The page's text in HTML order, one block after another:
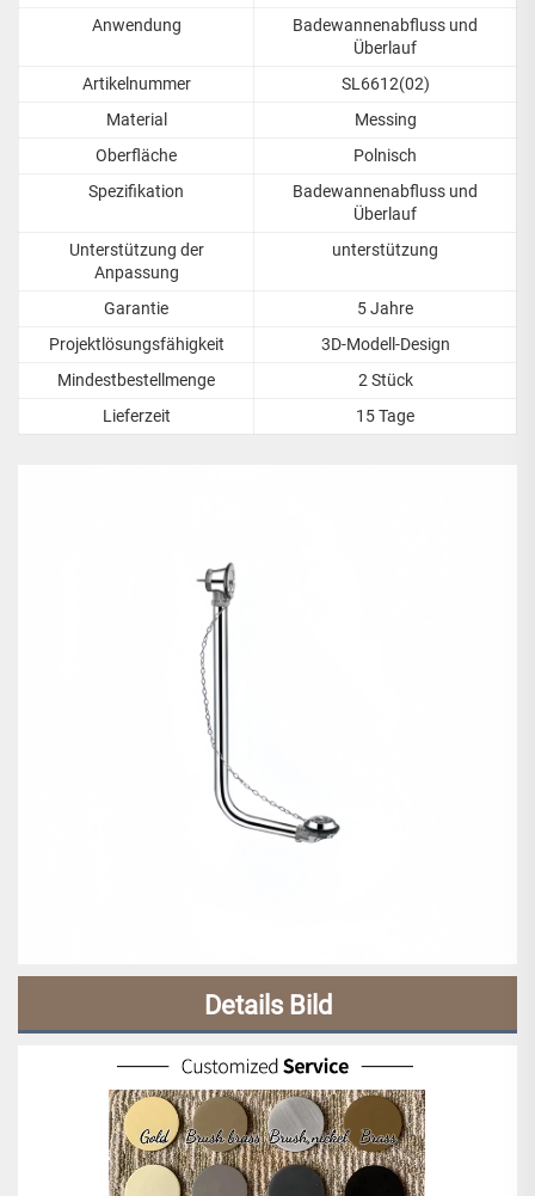
Anwendung
Badewannenabfluss und
Überlauf
Artikelnummer
SL6612(02)
Material
Messing
Oberfläche
Polnisch
Spezifikation
Badewannenabfluss und
Überlauf
Unterstützung der
Anpassung
unterstützung
Garantie
5 Jahre
Projektlösungsfähigkeit
3D-Modell-Design
Mindestbestellmenge
2 Stück
Lieferzeit
15 Tage
Details Bild